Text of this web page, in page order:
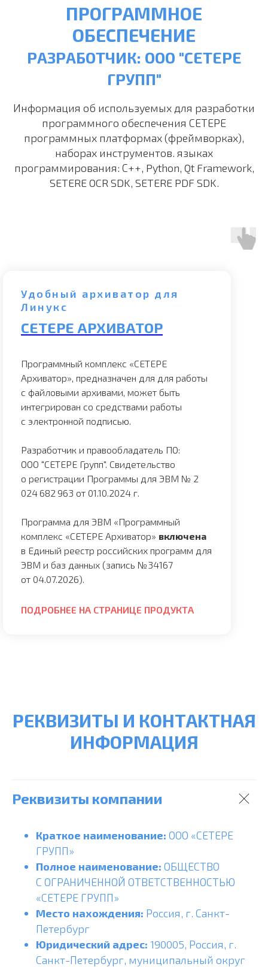
ПРОГРАММНОЕ
ОБЕСПЕЧЕНИЕ
РАЗРАБОТЧИК: ООО "СЕТЕРЕ
ГРУПП"
Информация об используемых для разработки
программного обеспечения СЕТЕРЕ
программных платформах (фреймворках),
наборах инструментов. языках
программирования: С++, Python, Qt Framework,
SETERE OCR SDK, SETERE PDF SDK.
Удобный архиватор для
Линукс
СЕТЕРЕ АРХИВАТОР
Программный комплекс «СЕТЕРЕ
Архиватор», предназначен для для работы
с файловыми архивами, может быть
интегрирован со средствами работы
с электронной подписью.
Разработчик и правообладатель ПО:
ООО "СЕТЕРЕ Групп". Свидетельство
о регистрации Программы для ЭВМ № 2
024 682 963 от 01.10.2024 г.
Программа для ЭВМ «Программный
комплекс «СЕТЕРЕ Архиватор» включена
в Единый реестр российских программ для
ЭВМ и баз данных (запись №34167
от 04.07.2026).
ПОДРОБНЕЕ НА СТРАНИЦЕ ПРОДУКТА
РЕКВИЗИТЫ И КОНТАКТНАЯ
ИНФОРМАЦИЯ
Реквизиты компании
Краткое наименование: ООО «СЕТЕРЕ
ГРУПП»
Полное наименование: ОБЩЕСТВО
С ОГРАНИЧЕННОЙ ОТВЕТСТВЕННОСТЬЮ
«СЕТЕРЕ ГРУПП»
Место нахождения: Россия, г. Санкт-
Петербург
Юридический адрес: 190005, Россия, г.
Санкт-Петербург, муниципальный округ